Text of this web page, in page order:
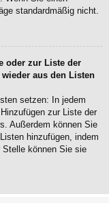
standardmäßig nicht.
oder zur Liste der
aus den Listen
setzen: In jedem
zur Liste der
Außerdem können Sie
hinzufügen, indem
Stelle können Sie sie